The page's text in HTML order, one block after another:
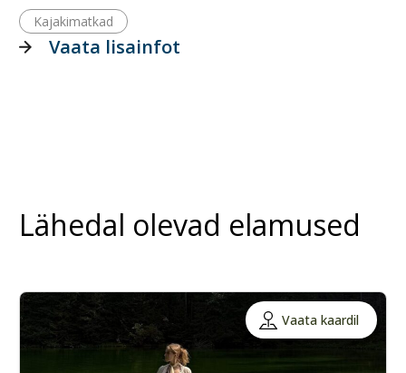
Kajakimatkad
Vaata lisainfot
Lähedal olevad elamused
Vaata kaardil